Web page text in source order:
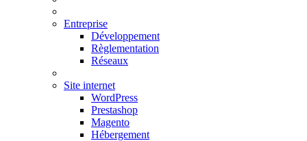
Entreprise
Développement
Règlementation
Réseaux
Site internet
WordPress
Prestashop
Magento
Hébergement